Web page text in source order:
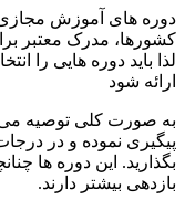
دوره های آموزش مجازی
کشورها، مدرک معتبر
لذا باید دوره هایی را
ارائه شود
به صورت کلی توصیه می
پیگیری نموده و در
بگذارید. این دوره ها
بازدهی بیشتر دارند.